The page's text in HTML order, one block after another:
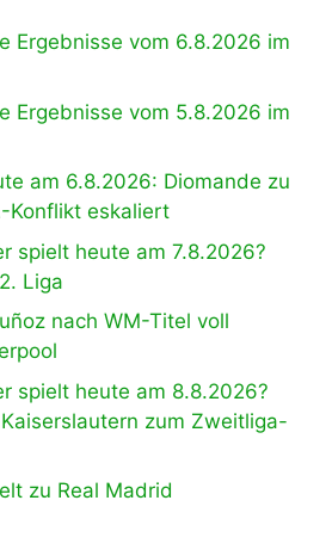
Ergebnisse vom 6.8.2026 im
Ergebnisse vom 5.8.2026 im
am 6.8.2026: Diomande zu
Konflikt eskaliert
spielt heute am 7.8.2026?
Liga
nach WM-Titel voll
spielt heute am 8.8.2026?
zum Zweitliga-
zu Real Madrid